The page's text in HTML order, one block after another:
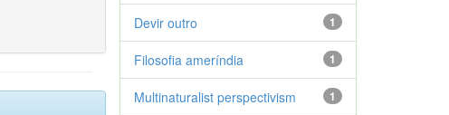
1
Devir outro
1
Filosofia ameríndia
1
Multinaturalist perspectivism